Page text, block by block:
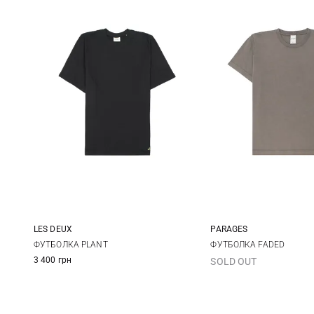
M L
LES DEUX
ФУТБОЛКА PLANT
3 400 грн
S M
PARAGES
ФУТБОЛКА FADED
SOLD OUT